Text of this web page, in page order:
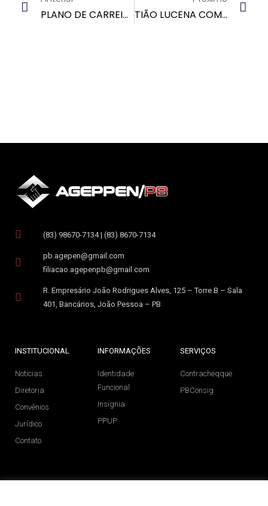
PLANO DE CARREIRA E LEI ORGÂNICA TIÃO LUCENA COMETE CRIME DE DIFAMAÇÃO E INJÚRIA
(83) 98670-7134 | (83) 8670-7134
pb.agepen@gmail.com
filiacao.agepenpb@gmail.com
R. Empresário João Rodrigues Alves, 125 – Torre B – Sala
401, Bancários, João Pessoa – PB
INSTITUCIONAL
Notícias
Diretoria
Convênios
Jurídico
Contato
INFORMAÇÕES
Identidade
Funcional
Insígnia
PPUP
SERVIÇOS
Contracheqque
PBConsig